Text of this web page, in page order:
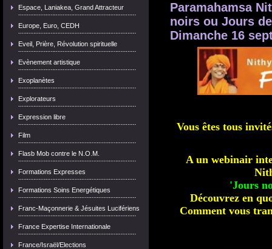
Espace, Laniakea, Grand Attracteur
Europe, Euro, CEDH
Eveil, Prière, Révolution spirituelle
Evènement artistique
Exoplanètes
Explorateurs
Expression libre
Film
Flasb Mob contre le N.O.M.
Formations Expresses
Formations Soins Energétiques
Franc-Maçonnerie & Jésuites Lucifériens
France Expertise Internationale
France/Israël/Elections
Paramahamsa
noirs ou Jours
Dimanche 16
Vous êtes tous
A un webinair
'Jours
Découvrez en
Comment vous